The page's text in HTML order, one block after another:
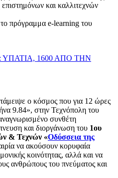
και καλλιτεχνών
πρόγραμμα e-learning του
1600 ΑΠΟ ΤΗΝ
ο κόσμος που για 12 ώρες
9.84», στην Τεχνόπολη του
συνθέτη
και διοργάνωση του 1ου
& Τεχνών «Οδύσσεια της
να ακούσουν κορυφαία
κοινότητας, αλλά και να
ανθρώπους του πνεύματος και